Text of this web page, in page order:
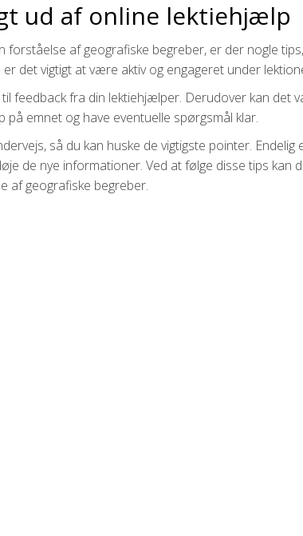
ud af online lektiehjælp
af geografiske begreber, er der nogle
det vigtigt at være aktiv og engageret under
feedback fra din lektiehjælper. Derudover kan det
emnet og have eventuelle spørgsmål klar.
så du kan huske de vigtigste pointer. Endelig
de nye informationer. Ved at følge disse tips kan
af geografiske begreber.